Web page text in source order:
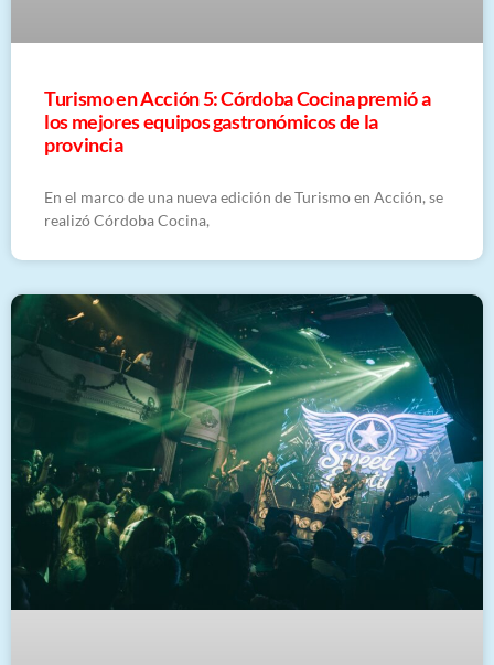
Turismo en Acción 5: Córdoba Cocina premió a
los mejores equipos gastronómicos de la
provincia
En el marco de una nueva edición de Turismo en Acción, se
realizó Córdoba Cocina,